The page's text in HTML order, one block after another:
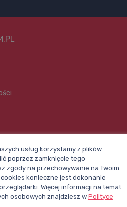
usług korzystamy z plików
poprzez zamknięcie tego
zgody na przechowywanie na Twoim
konieczne jest dokonanie
Więcej informacji na temat
osobowych znajdziesz w Polityce